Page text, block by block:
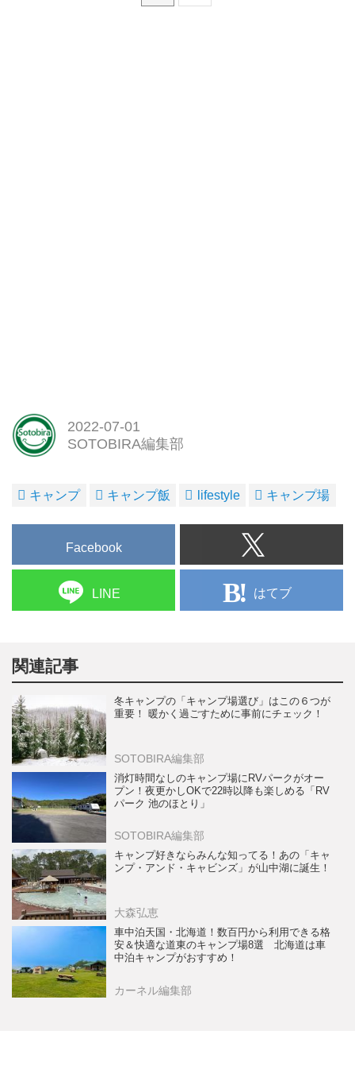
2022-07-01
SOTOBIRA編集部
キャンプ キャンプ飯 lifestyle キャンプ場
Facebook
LINE はてブ
関連記事
冬キャンプの「キャンプ場選び」はこの６つが
重要！ 暖かく過ごすために事前にチェック！
SOTOBIRA編集部
消灯時間なしのキャンプ場にRVパークがオー
プン！夜更かしOKで22時以降も楽しめる「RV
パーク 池のほとり」
SOTOBIRA編集部
キャンプ好きならみんな知ってる！あの「キャ
ンプ・アンド・キャビンズ」が山中湖に誕生！
大森弘恵
車中泊天国・北海道！数百円から利用できる格
安＆快適な道東のキャンプ場8選 北海道は車
中泊キャンプがおすすめ！
カーネル編集部